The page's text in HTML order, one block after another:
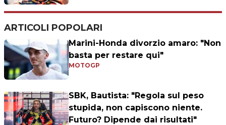
ARTICOLI POPOLARI
Marini-Honda divorzio amaro: "Non
basta per restare qui"
MOTOGP
SBK, Bautista: "Regola sul peso
stupida, non capiscono niente.
Futuro? Dipende dai risultati"